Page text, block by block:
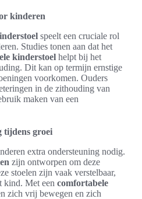
kinderen
speelt een cruciale rol
Studies tonen aan dat het
kinderstoel helpt bij het
Dit kan op termijn ernstige
voorkomen. Ouders
in de zithouding van
maken van een
tijdens groei
extra ondersteuning nodig.
zijn ontworpen om deze
stoelen zijn vaak verstelbaar,
kind. Met een comfortabele
zich vrij bewegen en zich